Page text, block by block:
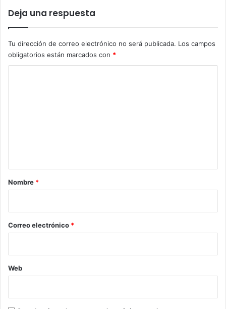
Deja una respuesta
Tu dirección de correo electrónico no será publicada. Los campos
obligatorios están marcados con *
r
*
Nombre *
Correo electrónico *
Web